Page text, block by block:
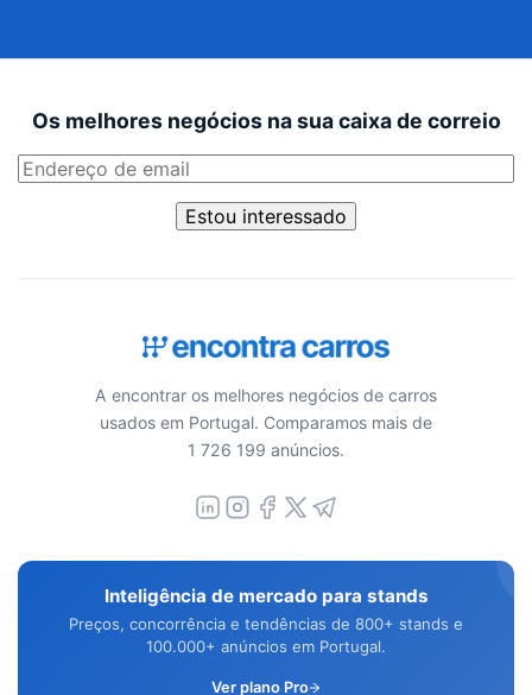
Os melhores negócios na sua caixa de correio
Estou interessado
A encontrar os melhores negócios de carros
usados em Portugal. Comparamos mais de
1 726 199 anúncios.
Inteligência de mercado para stands
Preços, concorrência e tendências de 800+ stands e
100.000+ anúncios em Portugal.
Ver plano Pro